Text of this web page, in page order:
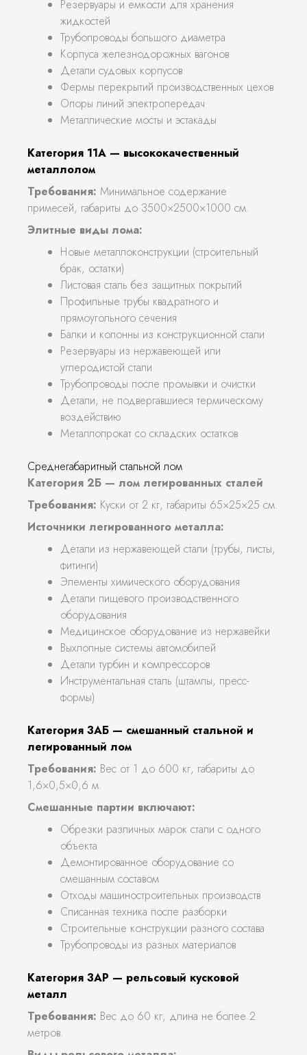
Резервуары и емкости для хранения
жидкостей
Трубопроводы большого диаметра
Корпуса железнодорожных вагонов
Детали судовых корпусов
Фермы перекрытий производственных цехов
Опоры линий электропередач
Металлические мосты и эстакады
Категория 11А — высококачественный
металлолом
Требования: Минимальное содержание
примесей, габариты до 3500×2500×1000 см.
Элитные виды лома:
Новые металлоконструкции (строительный
брак, остатки)
Листовая сталь без защитных покрытий
Профильные трубы квадратного и
прямоугольного сечения
Балки и колонны из конструкционной стали
Резервуары из нержавеющей или
углеродистой стали
Трубопроводы после промывки и очистки
Детали, не подвергавшиеся термическому
воздействию
Металлопрокат со складских остатков
Среднегабаритный стальной лом
Категория 2Б — лом легированных сталей
Требования: Куски от 2 кг, габариты 65×25×25 см.
Источники легированного металла:
Детали из нержавеющей стали (трубы, листы,
фитинги)
Элементы химического оборудования
Детали пищевого производственного
оборудования
Медицинское оборудование из нержавейки
Выхлопные системы автомобилей
Детали турбин и компрессоров
Инструментальная сталь (штампы, пресс-
формы)
Категория 3АБ — смешанный стальной и
легированный лом
Требования: Вес от 1 до 600 кг, габариты до
1,6×0,5×0,6 м.
Смешанные партии включают:
Обрезки различных марок стали с одного
объекта
Демонтированное оборудование со
смешанным составом
Отходы машиностроительных производств
Списанная техника после разборки
Строительные конструкции разного состава
Трубопроводы из разных материалов
Категория 3АР — рельсовый кусковой
металл
Требования: Вес до 60 кг, длина не более 2
метров.